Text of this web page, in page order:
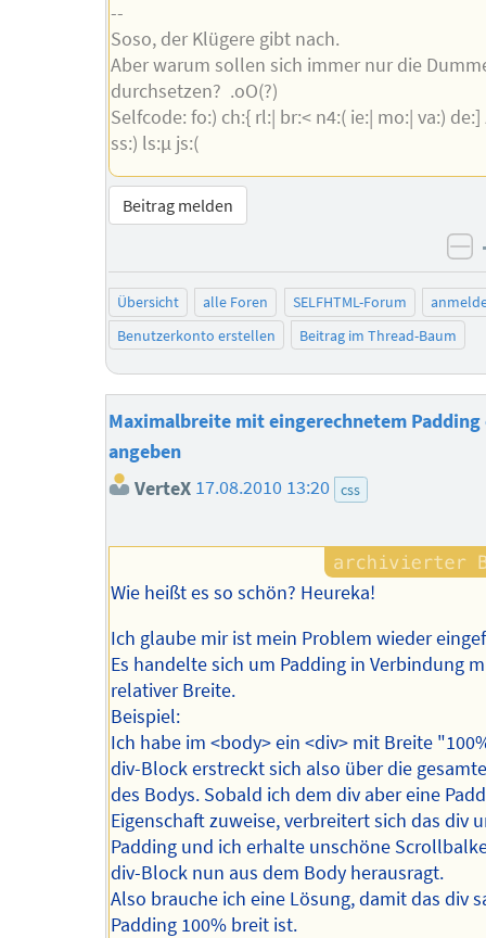
--
Soso, der Klügere gibt nach.
Aber warum sollen sich immer nur die
durchsetzen? .oO(?)
Selfcode: fo:) ch:{ rl:| br:< n4:( ie:| mo:| va:) de:]
ss:) ls:µ js:(
Beitrag melden
Übersicht alle Foren SELFHTML-Forum
Benutzerkonto erstellen
Beitrag im Thread-Baum
Maximalbreite mit eingerechnetem Padding
angeben
VerteX 17.08.2010 13:20 css
Wie heißt es so schön? Heureka!
Ich glaube mir ist mein Problem wieder
Es handelte sich um Padding in Verbindung
relativer Breite.
Beispiel:
Ich habe im <body> ein <div> mit Breite
div-Block erstreckt sich also über die
des Bodys. Sobald ich dem div aber eine
Eigenschaft zuweise, verbreitert sich das div
Padding und ich erhalte unschöne
div-Block nun aus dem Body herausragt.
Also brauche ich eine Lösung, damit das div
Padding 100% breit ist.